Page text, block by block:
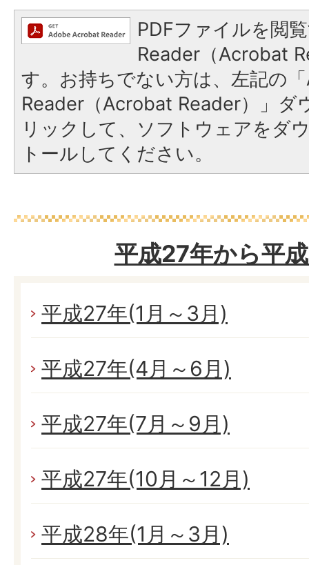
PDFファイルを閲
Reader（Acrobat
す。お持ちでない方は、左記の
Reader（Acrobat Reader）」ダ
リックして、ソフトウェアをダ
トールしてください。
平成27年から平
平成27年(1月～3月)
平成27年(4月～6月)
平成27年(7月～9月)
平成27年(10月～12月)
平成28年(1月～3月)